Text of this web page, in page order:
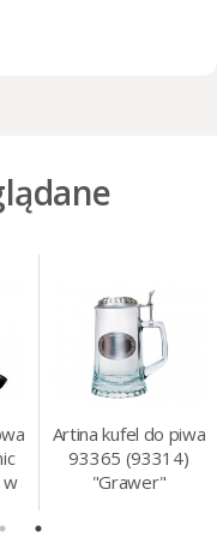
w
Artina kufel do piwa
93365 (93314)
"Grawer"